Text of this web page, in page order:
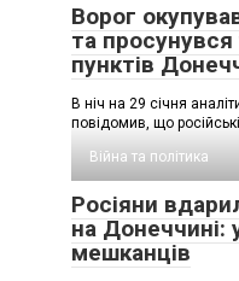
Ворог
та просунувся
пунктів
В ніч на 29 січня
повідомив, що
Війна та політика
Росіяни
на Донеччині:
мешканців